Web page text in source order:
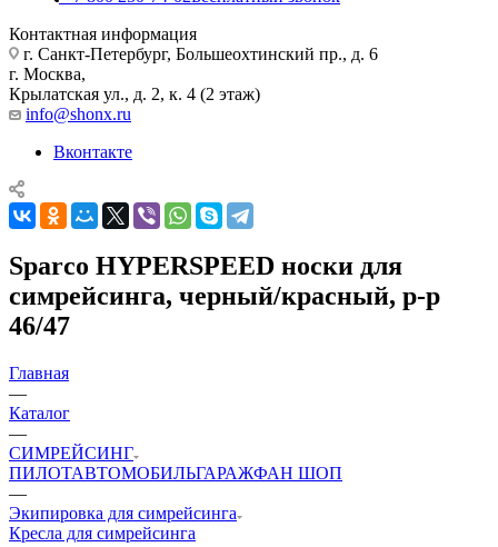
Контактная информация
г. Санкт-Петербург, Большеохтинский пр., д. 6
г. Москва,
Крылатская ул., д. 2, к. 4 (2 этаж)
info@shonx.ru
Вконтакте
Sparco HYPERSPEED носки для
симрейсинга, черный/красный, р-р
46/47
Главная
—
Каталог
—
СИМРЕЙСИНГ
ПИЛОТАВТОМОБИЛЬГАРАЖФАН ШОП
—
Экипировка для симрейсинга
Кресла для симрейсинга